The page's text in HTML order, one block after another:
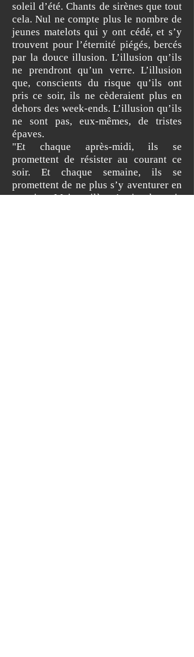
soleil d’été. Chants de sirènes que tout
cela. Nul ne compte plus le nombre de
jeunes matelots qui y ont cédé, et s’y
trouvent pour l’éternité piégés, bercés
par la douce illusion. L’illusion qu’ils
ne prendront qu’un verre. L’illusion
que, conscients du risque qu’ils ont
pris ce soir, ils ne cèderaient plus en
dehors des week-ends. L’illusion qu’ils
ne sont pas, eux-mêmes, de tristes
épaves.
"Et chaque après-midi, ils se
promettent de résister au courant ce
soir. Et chaque semaine, ils se
promettent de ne plus s’y aventurer en
semaine. Mais voilà qu’arrive le mois